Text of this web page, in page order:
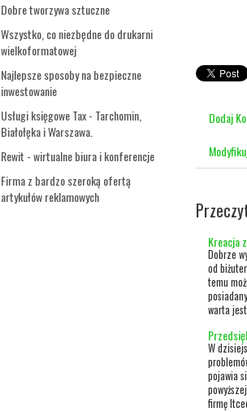
Dobre tworzywa sztuczne
Wszystko, co niezbędne do drukarni
wielkoformatowej
Najlepsze sposoby na bezpieczne
inwestowanie
Usługi księgowe Tax - Tarchomin,
Białołęka i Warszawa.
Rewit - wirtualne biura i konferencje
Firma z bardzo szeroką ofertą
artykułów reklamowych
Dodaj
Kreacja
Dobrze
od
temu
warta
W
pojawia
firmę